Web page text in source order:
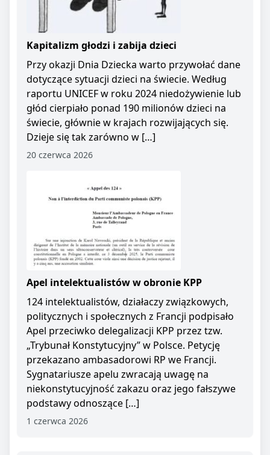
Kapitalizm głodzi i zabija dzieci
Przy okazji Dnia Dziecka warto przywołać dane
dotyczące sytuacji dzieci na świecie. Według
raportu UNICEF w roku 2024 niedożywienie lub
głód cierpiało ponad 190 milionów dzieci na
świecie, głównie w krajach rozwijających się.
Dzieje się tak zarówno w […]
20 czerwca 2026
Apel intelektualistów w obronie KPP
124 intelektualistów, działaczy związkowych,
politycznych i społecznych z Francji podpisało
Apel przeciwko delegalizacji KPP przez tzw.
„Trybunał Konstytucyjny” w Polsce. Petycję
przekazano ambasadorowi RP we Francji.
Sygnatariusze apelu zwracają uwagę na
niekonstytucyjność zakazu oraz jego fałszywe
podstawy odnoszące […]
1 czerwca 2026